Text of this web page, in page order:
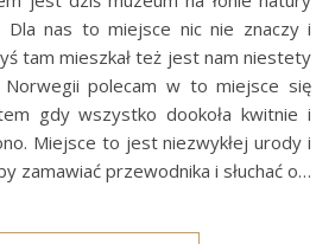
Dla nas to miejsce nic nie znaczy i
tam mieszkał też jest nam niestety
polecam w to miejsce się
gdy wszystko dookoła kwitnie i
Miejsce to jest niezwykłej urody i
zamawiać przewodnika i słuchać o…